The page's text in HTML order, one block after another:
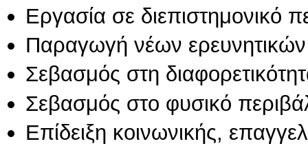
Εργασία σε διεπιστημονικό
Παραγωγή νέων
Σεβασμός στη
Σεβασμός στο φυσικό
Επίδειξη κοινωνικής,